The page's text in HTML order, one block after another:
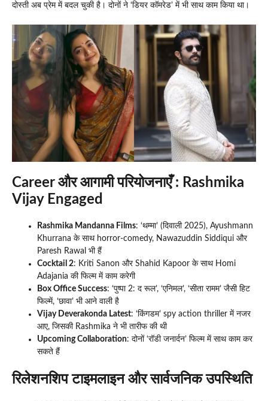
दोस्ती अब प्रेम में बदल चुकी है। दोनों ने ‘डियर कॉमरेड’ में भी साथ काम किया था।
Career और आगामी परियोजनाएँ : Rashmika
Vijay Engaged
Rashmika Mandanna Films: ‘थम्मा’ (दिवाली 2025), Ayushmann
Khurrana के साथ horror-comedy, Nawazuddin Siddiqui और
Paresh Rawal भी हैं
Cocktail 2: Kriti Sanon और Shahid Kapoor के साथ Homi
Adajania की फिल्म में काम करेगी
Box Office Success: ‘पुष्पा 2: द रूल’, ‘एनिमल’, ‘सीता रामम’ जैसी हिट
फिल्में, ‘छावा’ भी आने वाली है
Vijay Deverakonda Latest: ‘किंगडम’ spy action thriller में नजर
आए, जिसकी Rashmika ने भी तारीफ की थी
Upcoming Collaboration: दोनों ‘रॉडी जनार्दन’ फिल्म में साथ काम कर
सकते हैं
रिलेशनशिप टाइमलाइन और सार्वजनिक उपस्थिति